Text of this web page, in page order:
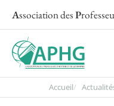
Association desP
Accueil